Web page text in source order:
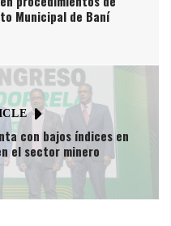
Municipal de Baní
con bajos índices en
el sector minero